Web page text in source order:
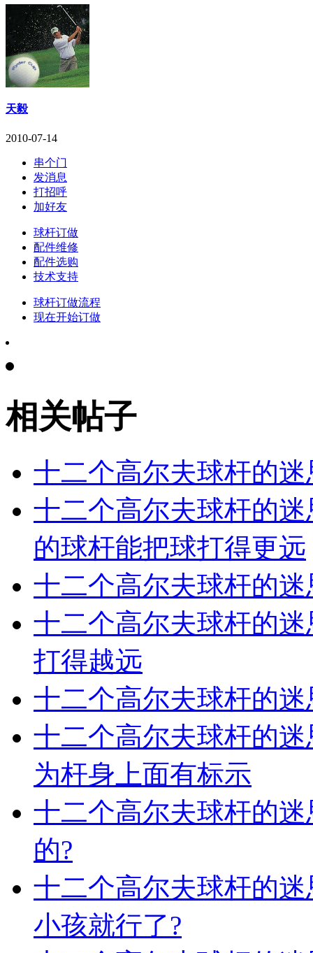
天毅
2010-07-14
串个门
发消息
打招呼
加好友
球杆订做
配件维修
配件选购
技术支持
球杆订做流程
现在开始订做
相关帖子
十二个高尔夫球杆的
十二个高尔夫球杆的
的球杆能把球打得更远
十二个高尔夫球杆的
十二个高尔夫球杆的
打得越远
十二个高尔夫球杆的
十二个高尔夫球杆的
为杆身上面有标示
十二个高尔夫球杆的
的?
十二个高尔夫球杆的
小孩就行了?